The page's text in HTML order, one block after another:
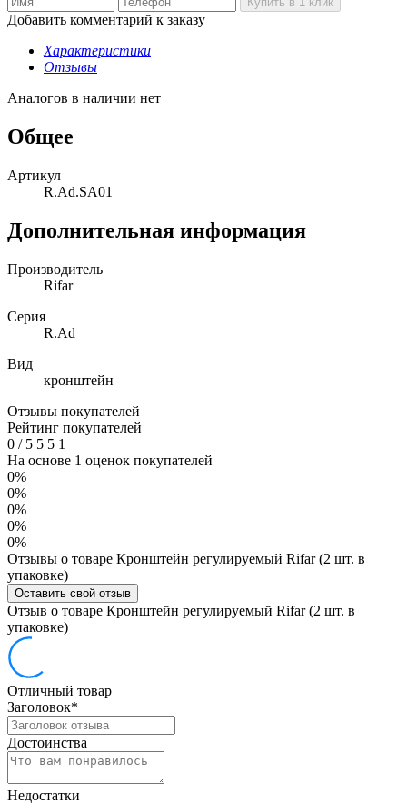
Добавить комментарий к заказу
Характеристики
Отзывы
Аналогов в наличии нет
Общее
Артикул
R.Ad.SA01
Дополнительная информация
Производитель
Rifar
Серия
R.Ad
Вид
кронштейн
Отзывы покупателей
Рейтинг покупателей
0 /5 5 5 1
На основе 1 оценок покупателей
0%
0%
0%
0%
0%
Отзывы о товаре Кронштейн регулируемый Rifar (2 шт. в
упаковке)
Оставить свой отзыв
Отзыв о товаре Кронштейн регулируемый Rifar (2 шт. в
упаковке)
Отличный товар
Заголовок*
Достоинства
Недостатки